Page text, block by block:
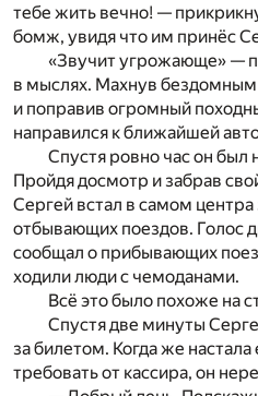
тебе жить вечно! —
бомж, увидя что им принёс
«Звучит угрожающе» —
в мыслях. Махнув
и поправив огромный
направился к ближайшей
Спустя ровно час он был
Пройдя досмотр и забрав
Сергей встал в самом центра
отбывающих поездов. Голос
сообщал о прибывающих
ходили люди с чемоданами.
Всё это было похоже на
Спустя две минуты
за билетом. Когда же
требовать от кассира, он